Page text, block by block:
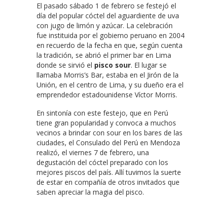
El pasado sábado 1 de febrero se festejó el
día del popular cóctel del aguardiente de uva
con jugo de limón y azúcar. La celebración
fue instituida por el gobierno peruano en 2004
en recuerdo de la fecha en que, según cuenta
la tradición, se abrió el primer bar en Lima
donde se sirvió el pisco sour. El lugar se
llamaba Morris’s Bar, estaba en el Jirón de la
Unión, en el centro de Lima, y su dueño era el
emprendedor estadounidense Víctor Morris.
En sintonía con este festejo, que en Perú
tiene gran popularidad y convoca a muchos
vecinos a brindar con sour en los bares de las
ciudades, el Consulado del Perú en Mendoza
realizó, el viernes 7 de febrero, una
degustación del cóctel preparado con los
mejores piscos del país. Allí tuvimos la suerte
de estar en compañía de otros invitados que
saben apreciar la magia del pisco.